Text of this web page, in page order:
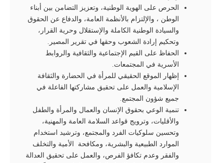
الحرص على الهوية الوطنية، وتعزيز التضامن بين أبناء
الوطن ، والإلتزام بالأنظمة العامة، والدفاع عن الحقوق
والسيادة الوطنية الکاملة والإستقلال وحرية القرار،
وتحکيم إرادة الشعوب وحقها في تقرير المصير.
الحفاظ على القيم الإجتماعية والثقافية والروابط
الأسرية في المجتمعات.
إظهار الموقع الحقيقي للمرأة في الحضارة والثقافة
الإسلامية والعمل علی تحقيق مشارکتها الفاعلة في
جميع شؤون المجتمع.
تنمية الوعي بحقوق الإنسان والعمال والمرأة والطفل
والأقليات، وترويج قواعد السلامة العامة والمهنية،
وتحسين سلوكيات الفرد والمجتمع، وترشيد استخدام
الموارد الطبيعية والبشرية، ومکافحة الأمية والتخلف
والفقر وعدم تکافؤ الفرص، والعمل على تحقيق العدالة